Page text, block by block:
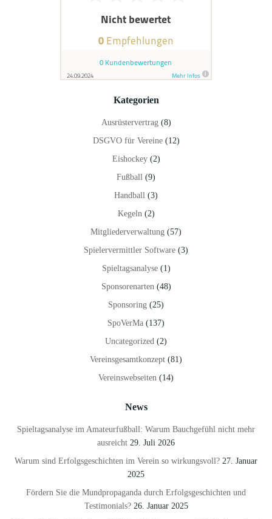
Kategorien
Ausrüstervertrag(8)
DSGVO für Vereine(12)
Eishockey(2)
Fußball (9)
Handball (3)
Kegeln(2)
Mitgliederverwaltung (57)
Spielervermittler Software (3)
Spieltagsanalyse(1)
Sponsorenarten(48)
Sponsoring (25)
SpoVerMa (137)
Uncategorized (2)
Vereinsgesamtkonzept (81)
Vereinswebseiten (14)
News
Spieltagsanalyse im Amateurfußball: Warum Bauchgefühl nicht mehr
ausreicht 29. Juli 2026
Warum sind Erfolgsgeschichten im Verein so wirkungsvoll? 27. Januar
2025
Fördern Sie die Mundpropaganda durch Erfolgsgeschichten und
Testimonials? 26. Januar 2025